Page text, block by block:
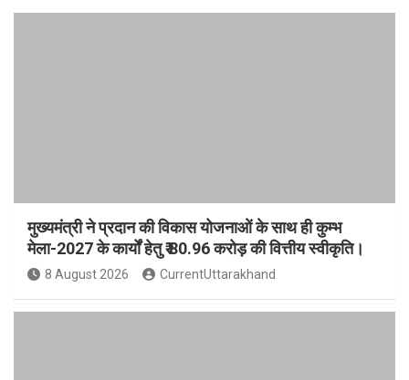
मुख्यमंत्री ने प्रदान की विकास योजनाओं के साथ ही कुम्भ
मेला-2027 के कार्यों हेतु ₹ 80.96 करोड़ की वित्तीय स्वीकृति।
8 August 2026 CurrentUttarakhand